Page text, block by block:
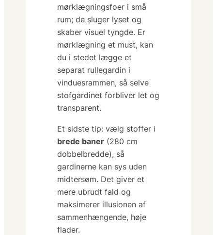
mørklægningsfoer i små
rum; de sluger lyset og
skaber visuel tyngde. Er
mørklægning et must, kan
du i stedet lægge et
separat rullegardin i
vinduesrammen, så selve
stofgardinet forbliver let og
transparent.
Et sidste tip: vælg stoffer i
brede baner (280 cm
dobbelbredde), så
gardinerne kan sys uden
midtersøm. Det giver et
mere ubrudt fald og
maksimerer illusionen af
sammenhængende, høje
flader.